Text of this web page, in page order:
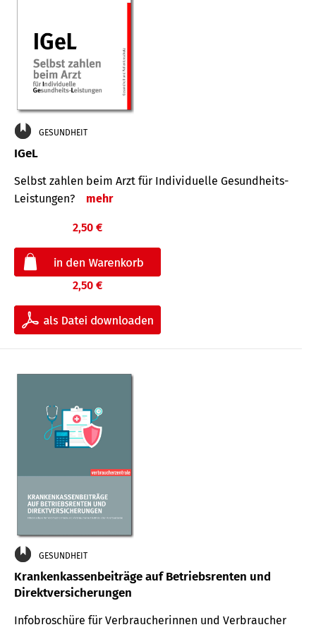
GESUNDHEIT
IGeL
Selbst zahlen beim Arzt für Indi­vidu­elle Gesund­heits-
Leis­tungen?
mehr
2,50 €
2,50 €
GESUNDHEIT
Krankenkassenbeiträge auf Betriebsrenten und
Direktversicherungen
Infobroschüre für Verbraucherinnen und Verbraucher